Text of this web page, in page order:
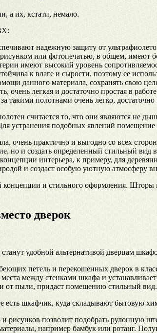
а их, кстати, немало.
надежную защиту от
или фотопечатью, в общем, имеют
имеют высокий уровень
к влаге и сырости, поэтому ее
данного материала, сохранять свою
очень легкая и достаточно простая в
такими полотнами очень легко,
считается то, что они являются не
устранения подобных явлений
очень практично и выгодно со всех
но и создать определенный стильный
интерьера, к примеру, для
и создаст особую уютную атмосферу
концепции и стильного оформления.
дверок
удобной альтернативой дверцам
петель и перекошенных дверок в
между стенками шкафа и
от пыли, придаст помещению стильный вид.
есть шкафчик, куда складывают бытовую
и рисунков позволит подобрать
например бамбук или ротанг.